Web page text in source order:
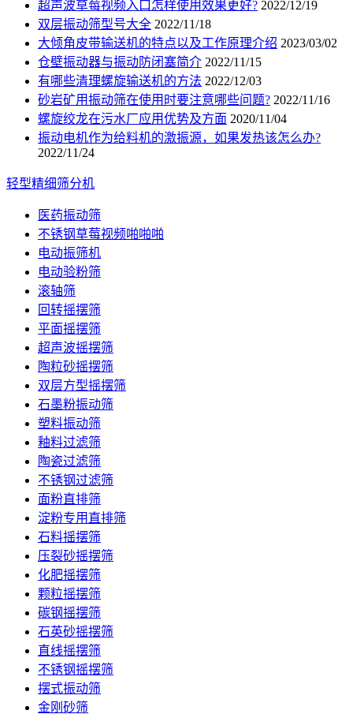
超声波草莓视频入口怎样使用效果更好? 2022/12/19
双层振动筛型号大全 2022/11/18
大倾角皮带输送机的特点以及工作原理介绍 2023/03/02
仓壁振动器与振动防闭塞简介 2022/11/15
有哪些清理螺旋输送机的方法 2022/12/03
砂岩矿用振动筛在使用时要注意哪些问题? 2022/11/16
螺旋绞龙在污水厂应用优势及方面 2020/11/04
振动电机作为给料机的激振源，如果发热该怎么办?
2022/11/24
轻型精细筛分机
医药振动筛
不锈钢草莓视频啪啪啪
电动振筛机
电动验粉筛
滚轴筛
回转摇摆筛
平面摇摆筛
超声波摇摆筛
陶粒砂摇摆筛
双层方型摇摆筛
石墨粉振动筛
塑料振动筛
釉料过滤筛
陶瓷过滤筛
不锈钢过滤筛
面粉直排筛
淀粉专用直排筛
石料摇摆筛
压裂砂摇摆筛
化肥摇摆筛
颗粒摇摆筛
碳钢摇摆筛
石英砂摇摆筛
直线摇摆筛
不锈钢摇摆筛
摆式振动筛
金刚砂筛